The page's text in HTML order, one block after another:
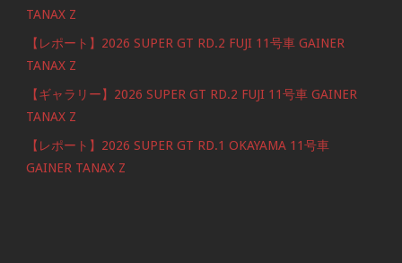
TANAX Z
【レポート】2026 SUPER GT RD.2 FUJI 11号車 GAINER
TANAX Z
【ギャラリー】2026 SUPER GT RD.2 FUJI 11号車 GAINER
TANAX Z
【レポート】2026 SUPER GT RD.1 OKAYAMA 11号車
GAINER TANAX Z